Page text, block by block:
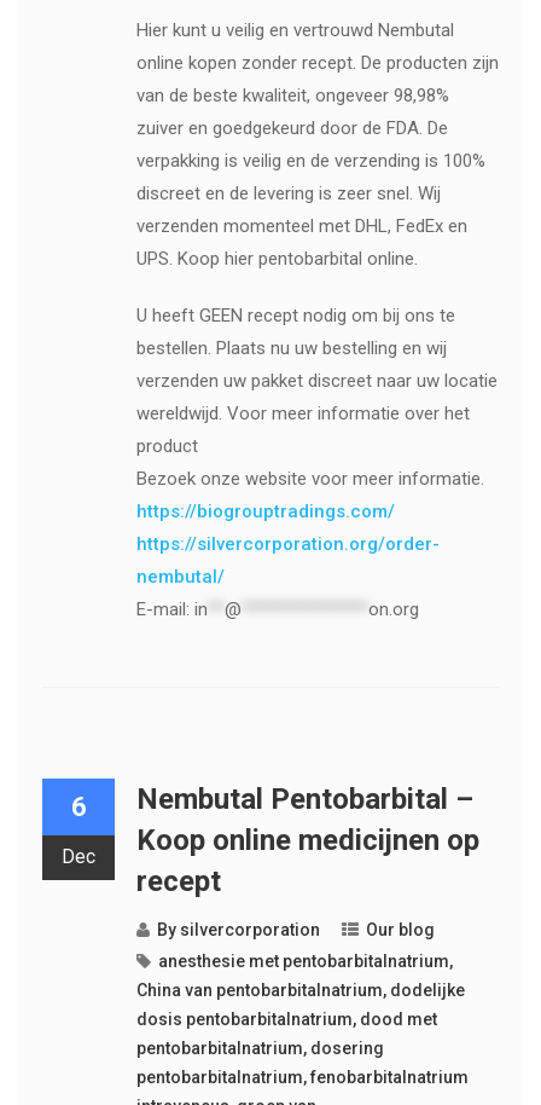
Hier kunt u veilig en vertrouwd Nembutal
online kopen zonder recept. De producten zijn
van de beste kwaliteit, ongeveer 98,98%
zuiver en goedgekeurd door de FDA. De
verpakking is veilig en de verzending is 100%
discreet en de levering is zeer snel. Wij
verzenden momenteel met DHL, FedEx en
UPS. Koop hier pentobarbital online.
U heeft GEEN recept nodig om bij ons te
bestellen. Plaats nu uw bestelling en wij
verzenden uw pakket discreet naar uw locatie
wereldwijd. Voor meer informatie over het
product
Bezoek onze website voor meer informatie.
https://biogrouptradings.com/
https://silvercorporation.org/order-
nembutal/
E-mail: in @ on.org
6
Dec
Nembutal Pentobarbital –
Koop online medicijnen op
recept
By silvercorporation
Our blog
anesthesie met pentobarbitalnatrium,
China van pentobarbitalnatrium, dodelijke
dosis pentobarbitalnatrium, dood met
pentobarbitalnatrium, dosering
pentobarbitalnatrium,fenobarbitalnatrium